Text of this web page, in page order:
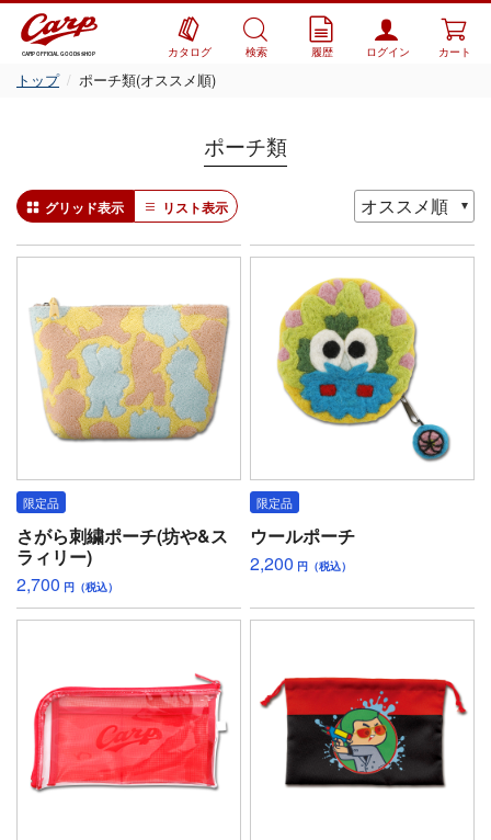
CARP OFFICIAL GOODS SHOP カタログ 検索 履歴 ログイン カート
トップ ポーチ類(オススメ順)
ポーチ類
グリッド表示 リスト表示
限定品
さがら刺繍ポーチ(坊や&ス
ラィリー)
2,700 円（税込）
限定品
ウールポーチ
2,200 円（税込）